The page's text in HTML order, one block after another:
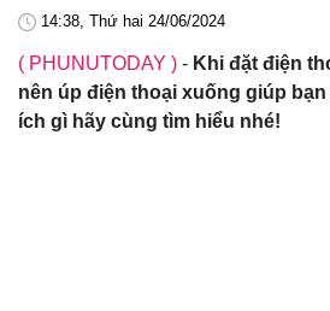
14:38, Thứ hai 24/06/2024
( PHUNUTODAY ) - Khi đặt điện
nên úp điện thoại xuống giúp
ích gì hãy cùng tìm hiểu nhé!